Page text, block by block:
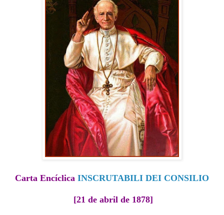
Carta Encíclica INSCRUTABILI DEI CONSILIO
[21 de abril de 1878]